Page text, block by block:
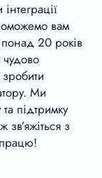
вам
20 років
чудово
Ми
підтримку
зв’яжіться з